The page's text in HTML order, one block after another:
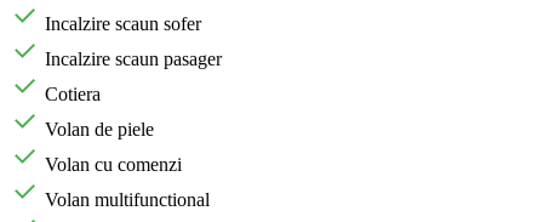
Incalzire scaun sofer
Incalzire scaun pasager
Cotiera
Volan de piele
Volan cu comenzi
Volan multifunctional